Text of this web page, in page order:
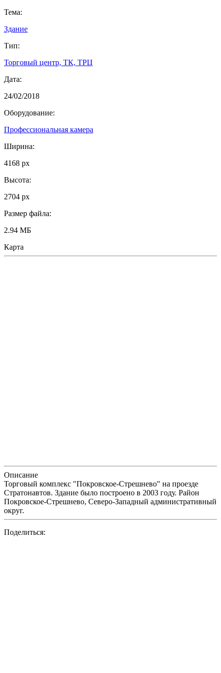
Тема:
Здание
Тип:
Торговый центр, ТК, ТРЦ
Дата:
24/02/2018
Оборудование:
Профессиональная камера
Ширина:
4168 px
Высота:
2704 px
Размер файла:
2.94 МБ
Карта
Описание
Торговый комплекс "Покровское-Стрешнево" на проезде
Стратонавтов. Здание было построено в 2003 году. Район
Покровское-Стрешнево, Северо-Западный административный
округ.
Поделиться: